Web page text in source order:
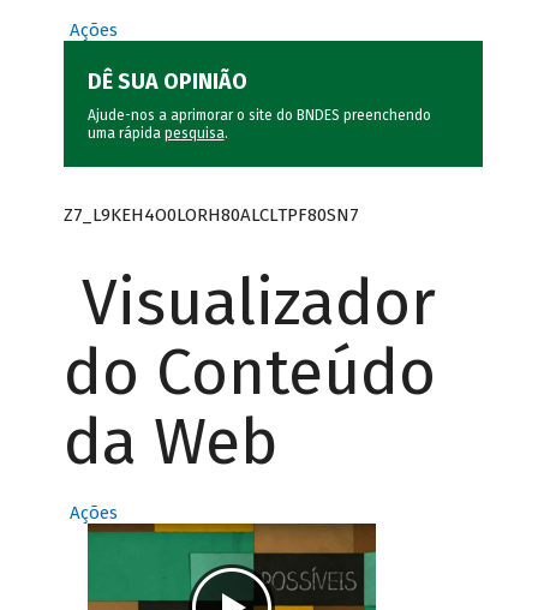
Ações
DÊ SUA OPINIÃO
Ajude-nos a aprimorar o site do BNDES preenchendo
uma rápida pesquisa.
Z7_L9KEH4O0LORH80ALCLTPF80SN7
Visualizador
do Conteúdo
da Web
Ações